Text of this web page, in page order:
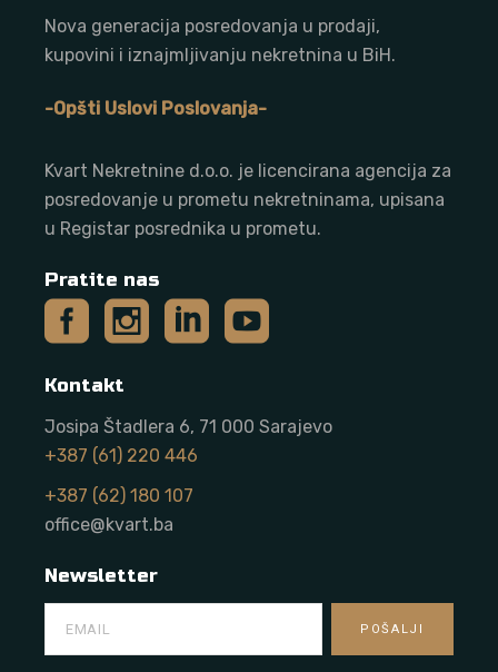
Nova generacija posredovanja u prodaji,
kupovini i iznajmljivanju nekretnina u BiH.
-Opšti Uslovi Poslovanja-
Kvart Nekretnine d.o.o. je licencirana agencija za
posredovanje u prometu nekretninama, upisana
u Registar posrednika u prometu.
Pratite nas
Kontakt
Josipa Štadlera 6, 71 000 Sarajevo
+387 (61) 220 446
+387 (62) 180 107
office@kvart.ba
Newsletter